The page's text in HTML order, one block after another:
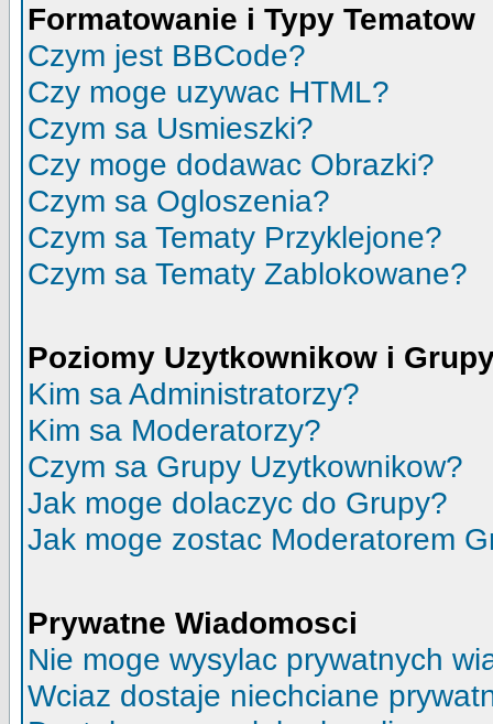
Formatowanie i Typy Tematow
Czym jest BBCode?
Czy moge uzywac HTML?
Czym sa Usmieszki?
Czy moge dodawac Obrazki?
Czym sa Ogloszenia?
Czym sa Tematy Przyklejone?
Czym sa Tematy Zablokowane?
Poziomy Uzytkownikow i
Kim sa Administratorzy?
Kim sa Moderatorzy?
Czym sa Grupy Uzytkownikow?
Jak moge dolaczyc do Grupy?
Jak moge zostac Moderatorem
Prywatne Wiadomosci
Nie moge wysylac prywatnych
Wciaz dostaje niechciane